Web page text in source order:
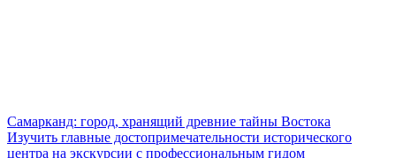
Самарканд: город, хранящий древние тайны Востока
Изучить главные достопримечательности исторического
центра на экскурсии с профессиональным гидом